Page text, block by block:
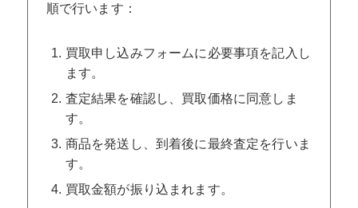
順で行います：
買取申し込みフォームに必要事項を記入し
ます。
査定結果を確認し、買取価格に同意しま
す。
商品を発送し、到着後に最終査定を行いま
す。
買取金額が振り込まれます。